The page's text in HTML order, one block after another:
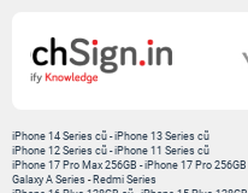
iPhone 14 Series cũ -iPhone 13 Series cũ
iPhone 12 Series cũ -iPhone 11 Series cũ
iPhone 17 Pro Max 256GB -iPhone 17 Pro 256GB
Galaxy A Series - Redmi Series